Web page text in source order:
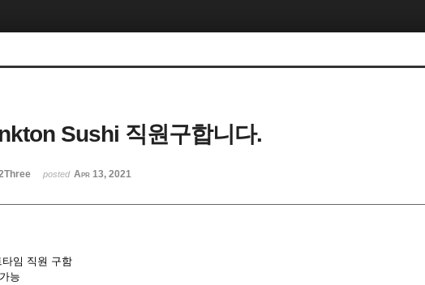
Sushi 직원구합니다.
posted Apr 13, 2021
임 직원 구함
능